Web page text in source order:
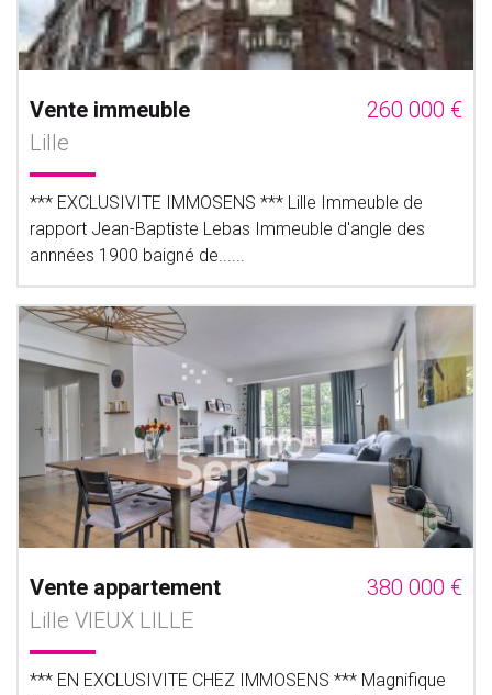
Vente immeuble
260 000 €
Lille
*** EXCLUSIVITE IMMOSENS *** Lille Immeuble de
rapport Jean-Baptiste Lebas Immeuble d'angle des
annnées 1900 baigné de......
Vente appartement
380 000 €
Lille VIEUX LILLE
*** EN EXCLUSIVITE CHEZ IMMOSENS *** Magnifique